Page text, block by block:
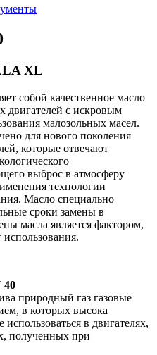
XL
собой качественное масло
двигателей с искровым
малозольных масел.
для нового поколения
которые отвечают
выброс в атмосферу
технологии
Масло специально
сроки замены в
масла является фактором,
40
природный газ газовые
в которых высока
в двигателях,
полученных при